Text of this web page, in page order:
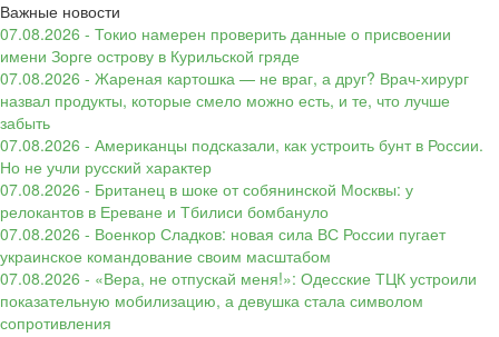
Важные новости
07.08.2026 - Токио намерен проверить данные о присвоении
имени Зорге острову в Курильской гряде
07.08.2026 - Жареная картошка — не враг, а друг? Врач-хирург
назвал продукты, которые смело можно есть, и те, что лучше
забыть
07.08.2026 - Американцы подсказали, как устроить бунт в России.
Но не учли русский характер
07.08.2026 - Британец в шоке от собянинской Москвы: у
релокантов в Ереване и Тбилиси бомбануло
07.08.2026 - Военкор Сладков: новая сила ВС России пугает
украинское командование своим масштабом
07.08.2026 - «Вера, не отпускай меня!»: Одесские ТЦК устроили
показательную мобилизацию, а девушка стала символом
сопротивления